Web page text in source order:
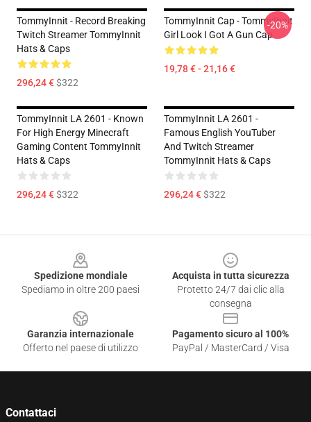
TommyInnit - Record Breaking
Twitch Streamer TommyInnit
Hats & Caps
296,24 €$322
TommyInnit Cap - TommyInnit
Girl Look I Got A Gun Cap
19,78 € - 21,16 €
-20%
TommyInnit LA 2601 - Known
For High Energy Minecraft
Gaming Content TommyInnit
Hats & Caps
296,24 €$322
TommyInnit LA 2601 -
Famous English YouTuber
And Twitch Streamer
TommyInnit Hats & Caps
296,24 €$322
Spedizione mondiale
Spediamo in oltre 200 paesi
Acquista in tutta sicurezza
Protetto 24/7 dai clic alla
consegna
Garanzia internazionale
Offerto nel paese di utilizzo
Pagamento sicuro al 100%
PayPal / MasterCard / Visa
Contattaci